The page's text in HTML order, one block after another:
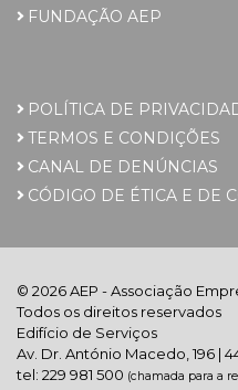
FUNDAÇÃO AEP
POLÍTICA DE
TERMOS E CONDIÇÕES
CANAL DE DENÚNCIAS
CÓDIGO DE ÉTICA E DE
© 2026 AEP - Associação
Todos os direitos reservados
Edifício de Serviços
Av. Dr. António Macedo, 196 |
tel: 229 981 500 (chamada para a